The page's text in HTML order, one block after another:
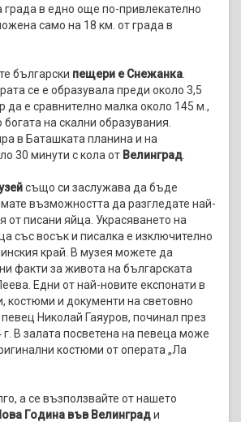
в едно още по-привлекателно
само на 18 км. от града в
български пещери е Снежанка
се е образувала преди около 3,5
да е сравнително малка около 145 м.,
на скални образувания.
в Баташката планина и на
30 минути с кола от Велинград
също си заслужава да бъде
възможността да разгледате най-
от писани яйца. Украсяването на
със восък и писалка е изключително
край. В музея можете да
факти за живота на българската
Едни от най-новите експонати в
костюми и документи на световно
Николай Гаяуров, починал през
В залата посветена на певеца може
костюми от операта „Ла
а се възползвайте от нашето
Година във Велингради